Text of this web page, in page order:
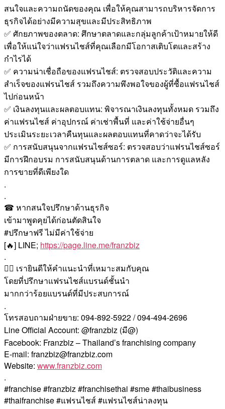
สนใจและความถนัดของคุณ เพื่อให้คุณสามารถบริหารจัดการ
ธุรกิจได้อย่างมีความสุขและมีประสิทธิภาพ
✅ ศักยภาพของตลาด: ศึกษาตลาดและกลุ่มลูกค้าเป้าหมายให้ดี
เพื่อให้แน่ใจว่าแฟรนไชส์ที่คุณเลือกมีโอกาสเติบโตและสร้าง
กำไรได้
✅ ความน่าเชื่อถือของแฟรนไชส์: ตรวจสอบประวัติและความ
สำเร็จของแฟรนไชส์ รวมถึงความพึงพอใจของผู้ที่ซื้อแฟรนไชส์
ไปก่อนหน้า
✅ เงินลงทุนและผลตอบแทน: พิจารณาเงินลงทุนทั้งหมด รวมถึง
ค่าแฟรนไชส์ ค่าอุปกรณ์ ค่าเช่าพื้นที่ และค่าใช้จ่ายอื่นๆ
ประเมินระยะเวลาคืนทุนและผลตอบแทนที่คาดว่าจะได้รับ
✅ การสนับสนุนจากแฟรนไชส์ซอร์: ตรวจสอบว่าแฟรนไชส์ซอร์
มีการฝึกอบรม การสนับสนุนด้านการตลาด และการดูแลหลัง
การขายที่ดีเพียงใด
.
.
☎ หากสนใจปรึกษาด้านธุรกิจ
เข้ามาพูดคุยได้ก่อนตัดสินใจ
#ปรึกษาฟรี ไม่มีค่าใช้จ่าย
[🔥] LINE; https://page.line.me/franzbiz
.
🙇‍♀️ เรายินดีให้คำแนะนำที่เหมาะสมกับคุณ
โดยที่ปรึกษาแฟรนไชส์แบรนด์ชั้นนำ
มากกว่าร้อยแบรนด์ที่มีประสบการณ์
.
โทรสอบถามฝ่ายขาย: 094-892-5922 / 094-494-2696
Line Official Account: @franzbiz (มี@)
Facebook: Franzbiz – Thailand’s franchising company
E-mail: franzbiz@franzbiz.com
Website: www.franzbiz.com
.
#franchise #franzbiz #franchisethai #sme #thaibusiness
#thaifranchise #แฟรนไชส์ #แฟรนไชส์น่าลงทุน